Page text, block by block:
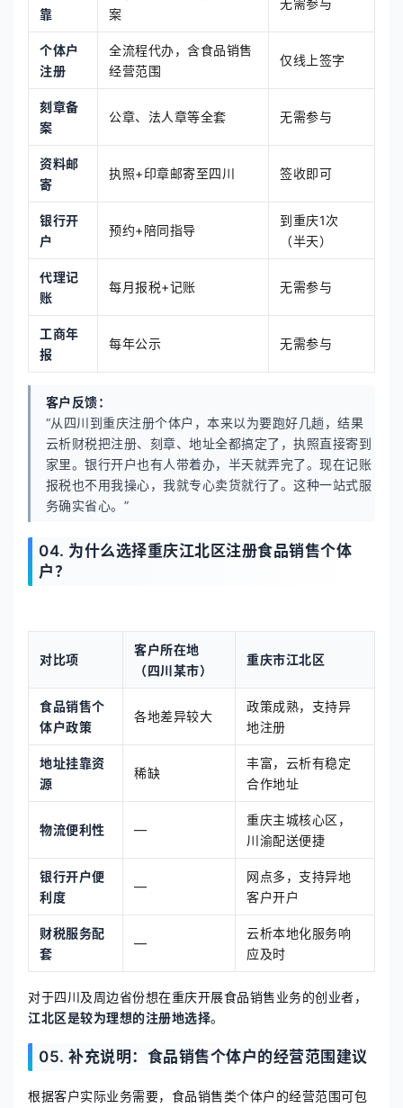
靠
案
个体户
注册
全流程代办，含食品销售
经营范围
仅线上签字
刻章备
案
公章、法人章等全套 无需参与
资料邮
寄
执照+印章邮寄至四川 签收即可
银行开
户
预约+陪同指导
到重庆1次
（半天）
代理记
账
每月报税+记账 无需参与
工商年
报
每年公示 无需参与
客户反馈：
“从四川到重庆注册个体户，本来以为要跑好几趟，结果
云析财税把注册、刻章、地址全都搞定了，执照直接寄到
家里。银行开户也有人带着办，半天就弄完了。现在记账
报税也不用我操心，我就专心卖货就行了。这种一站式服
务确实省心。”
04. 为什么选择重庆江北区注册食品销售个体
户？
对比项
客户所在地
（四川某市）
重庆市江北区
食品销售个
体户政策
各地差异较大
政策成熟，支持异
地注册
地址挂靠资
源
稀缺
丰富，云析有稳定
合作地址
物流便利性 —
重庆主城核心区，
川渝配送便捷
银行开户便
利度
—
网点多，支持异地
客户开户
财税服务配
套
—
云析本地化服务响
应及时
对于四川及周边省份想在重庆开展食品销售业务的创业者，
江北区是较为理想的注册地选择。
05. 补充说明：食品销售个体户的经营范围建议
根据客户实际业务需要，食品销售类个体户的经营范围可包